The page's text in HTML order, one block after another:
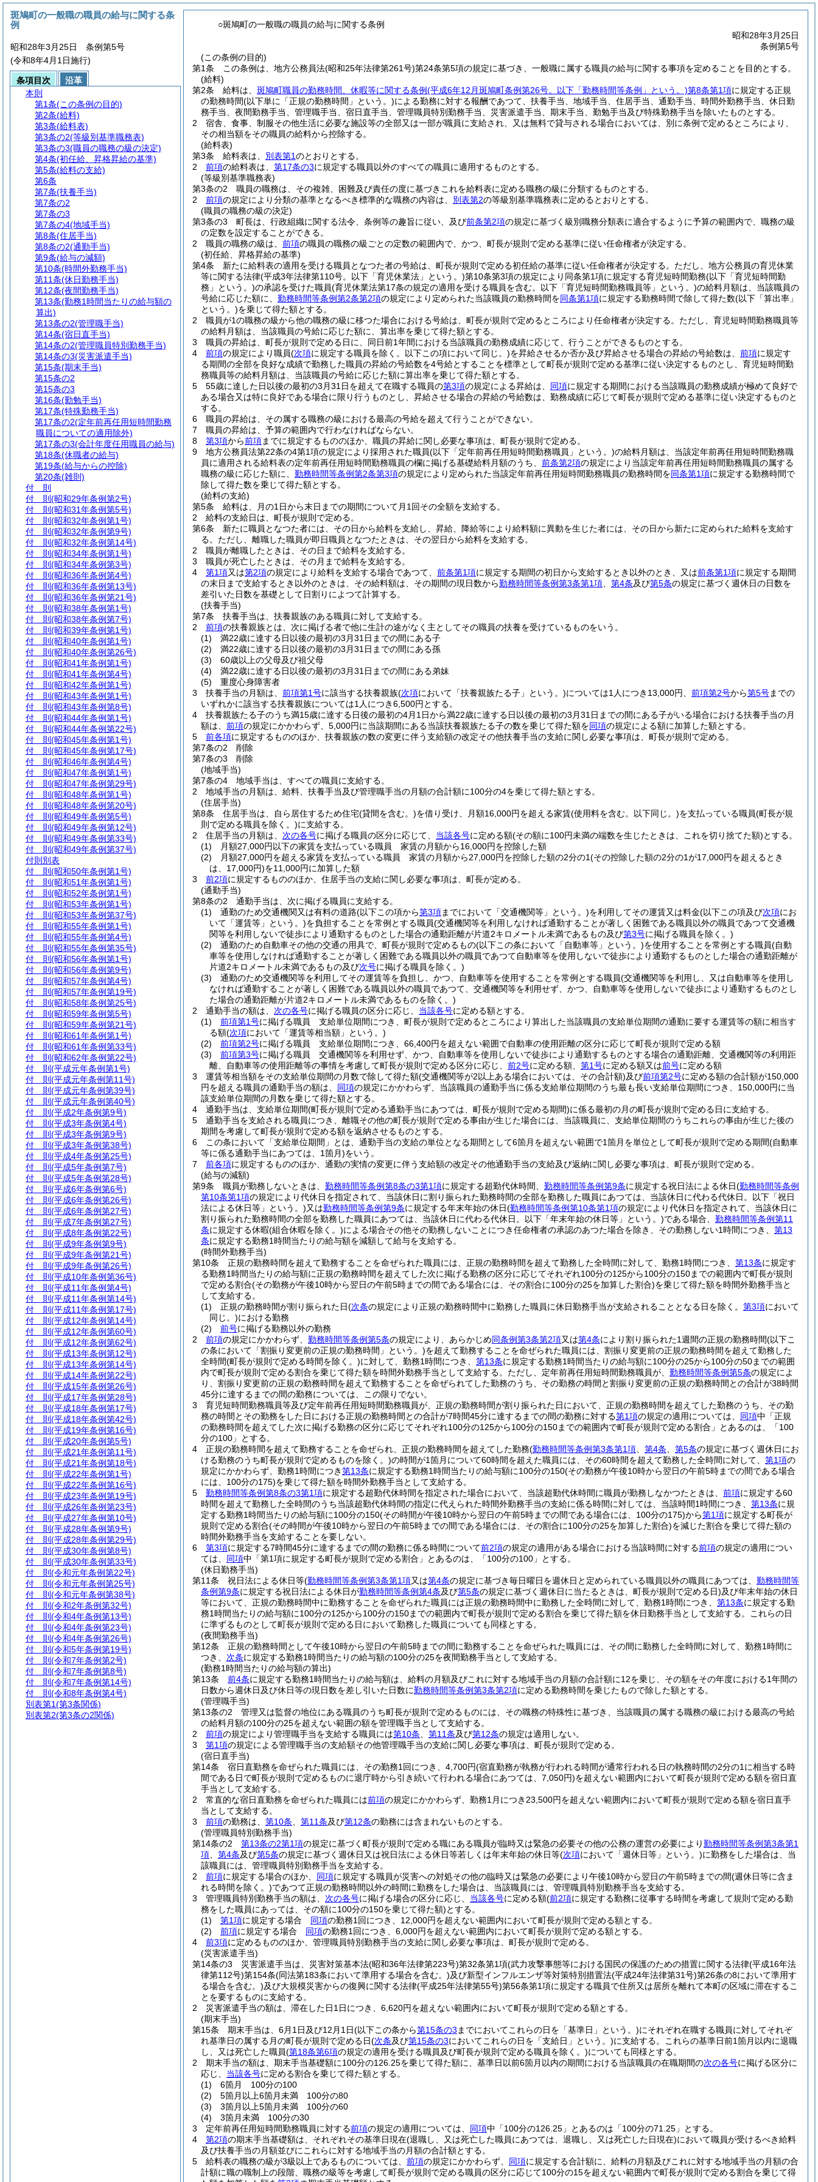
○斑鳩町の一般職の職員の給与に関する条例
昭和28年3月25日
条例第5号
(この条例の目的)
第1条
この条例は、地方公務員法(昭和25年法律第261号)第24条第5項の規定に基づき、一般職に属する職員の給与に関する事項を定めることを目的とする。
(給料)
第2条
給料は、 斑鳩町職員の勤務時間、休暇等に関する条例(平成6年12月斑鳩町条例第26号。以下「勤務時間等条例」という。)第8条第1項に規定する正規
の勤務時間(以下単に「正規の勤務時間」という。)による勤務に対する報酬であつて、扶養手当、地域手当、住居手当、通勤手当、時間外勤務手当、休日勤
務手当、夜間勤務手当、管理職手当、宿日直手当、管理職員特別勤務手当、災害派遣手当、期末手当、勤勉手当及び特殊勤務手当を除いたものとする。
2
宿舎、食事、制服その他生活に必要な施設等の全部又は一部が職員に支給され、又は無料で貸与される場合においては、別に条例で定めるところにより、
その相当額をその職員の給料から控除する。
(給料表)
第3条
給料表は、 別表第1のとおりとする。
2
前項の給料表は、 第17条の3に規定する職員以外のすべての職員に適用するものとする。
(等級別基準職務表)
第3条の2
職員の職務は、その複雑、困難及び責任の度に基づきこれを給料表に定める職務の級に分類するものとする。
2
前項の規定により分類の基準となるべき標準的な職務の内容は、 別表第2の等級別基準職務表に定めるとおりとする。
(職員の職務の級の決定)
第3条の3
町長は、行政組織に関する法令、条例等の趣旨に従い、及び前条第2項の規定に基づく級別職務分類表に適合するように予算の範囲内で、職務の級
の定数を設定することができる。
2
職員の職務の級は、 前項の職員の職務の級ごとの定数の範囲内で、かつ、町長が規則で定める基準に従い任命権者が決定する。
(初任給、昇格昇給の基準)
第4条
新たに給料表の適用を受ける職員となつた者の号給は、町長が規則で定める初任給の基準に従い任命権者が決定する。 ただし、地方公務員の育児休業
等に関する法律(平成3年法律第110号。以下「育児休業法」という。)第10条第3項の規定により同条第1項に規定する育児短時間勤務(以下「育児短時間勤
務」という。)の承認を受けた職員(育児休業法第17条の規定の適用を受ける職員を含む。以下「育児短時間勤務職員等」という。)の給料月額は、当該職員の
号給に応じた額に、 勤務時間等条例第2条第2項の規定により定められた当該職員の勤務時間を同条第1項に規定する勤務時間で除して得た数(以下「算出率」
という。)を乗じて得た額とする。
2
職員が1の職務の級から他の職務の級に移つた場合における号給は、町長が規則で定めるところにより任命権者が決定する。 ただし、育児短時間勤務職員等
の給料月額は、当該職員の号給に応じた額に、算出率を乗じて得た額とする。
3
職員の昇給は、町長が規則で定める日に、同日前1年間における当該職員の勤務成績に応じて、行うことができるものとする。
4
前項の規定により職員(次項に規定する職員を除く。以下この項において同じ。)を昇給させるか否か及び昇給させる場合の昇給の号給数は、 前項に規定す
る期間の全部を良好な成績で勤務した職員の昇給の号給数を4号給とすることを標準として町長が規則で定める基準に従い決定するものとし、育児短時間勤
務職員等の給料月額は、当該職員の号給に応じた額に算出率を乗じて得た額とする。
5
55歳に達した日以後の最初の3月31日を超えて在職する職員の第3項の規定による昇給は、 同項に規定する期間における当該職員の勤務成績が極めて良好で
ある場合又は特に良好である場合に限り行うものとし、昇給させる場合の昇給の号給数は、勤務成績に応じて町長が規則で定める基準に従い決定するものと
する。
6
職員の昇給は、その属する職務の級における最高の号給を超えて行うことができない。
7
職員の昇給は、予算の範囲内で行わなければならない。
8
第3項から前項までに規定するもののほか、職員の昇給に関し必要な事項は、町長が規則で定める。
9
地方公務員法第22条の4第1項の規定により採用された職員(以下「定年前再任用短時間勤務職員」という。)の給料月額は、当該定年前再任用短時間勤務職
員に適用される給料表の定年前再任用短時間勤務職員の欄に掲げる基礎給料月額のうち、 前条第2項の規定により当該定年前再任用短時間勤務職員の属する
職務の級に応じた額に、 勤務時間等条例第2条第3項の規定により定められた当該定年前再任用短時間勤務職員の勤務時間を同条第1項に規定する勤務時間で
除して得た数を乗じて得た額とする。
(給料の支給)
第5条
給料は、月の1日から末日までの期間について月1回その全額を支給する。
2
給料の支給日は、町長が規則で定める。
第6条
新たに職員となつた者には、その日から給料を支給し、昇給、降給等により給料額に異動を生じた者には、その日から新たに定められた給料を支給す
る。 ただし、離職した職員が即日職員となつたときは、その翌日から給料を支給する。
2
職員が離職したときは、その日まで給料を支給する。
3
職員が死亡したときは、その月まで給料を支給する。
4
第1項又は第2項の規定により給料を支給する場合であつて、 前条第1項に規定する期間の初日から支給するとき以外のとき、又は前条第1項に規定する期間
の末日まで支給するとき以外のときは、その給料額は、その期間の現日数から勤務時間等条例第3条第1項 第4条及び第5条の規定に基づく週休日の日数を
差引いた日数を基礎として日割りによつて計算する。
(扶養手当)
第7条
扶養手当は、扶養親族のある職員に対して支給する。
2
前項の扶養親族とは、次に掲げる者で他に生計の途がなく主としてその職員の扶養を受けているものをいう。
(1)
満22歳に達する日以後の最初の3月31日までの間にある子
(2)
満22歳に達する日以後の最初の3月31日までの間にある孫
(3)
60歳以上の父母及び祖父母
(4)
満22歳に達する日以後の最初の3月31日までの間にある弟妹
(5)
重度心身障害者
3
扶養手当の月額は、 前項第1号に該当する扶養親族(次項において「扶養親族たる子」という。)については1人につき13,000円、 前項第2号から第5号までの
いずれかに該当する扶養親族については1人につき6,500円とする。
4
扶養親族たる子のうち満15歳に達する日後の最初の4月1日から満22歳に達する日以後の最初の3月31日までの間にある子がいる場合における扶養手当の月
額は、 前項の規定にかかわらず、5,000円に当該期間にある当該扶養親族たる子の数を乗じて得た額を同項の規定による額に加算した額とする。
5
前各項に規定するもののほか、扶養親族の数の変更に伴う支給額の改定その他扶養手当の支給に関し必要な事項は、町長が規則で定める。
第7条の2
削除
第7条の3
削除
(地域手当)
第7条の4
地域手当は、すべての職員に支給する。
2
地域手当の月額は、給料、扶養手当及び管理職手当の月額の合計額に100分の4を乗じて得た額とする。
(住居手当)
第8条
住居手当は、自ら居住するため住宅(貸間を含む。)を借り受け、月額16,000円を超える家賃(使用料を含む。以下同じ。)を支払っている職員(町長が規
則で定める職員を除く。)に支給する。
2
住居手当の月額は、 次の各号に掲げる職員の区分に応じて、 当該各号に定める額(その額に100円未満の端数を生じたときは、これを切り捨てた額)とする。
(1)
月額27,000円以下の家賃を支払っている職員 家賃の月額から16,000円を控除した額
(2)
月額27,000円を超える家賃を支払っている職員 家賃の月額から27,000円を控除した額の2分の1(その控除した額の2分の1が17,000円を超えるとき
は、17,000円)を11,000円に加算した額
3
前2項に規定するもののほか、住居手当の支給に関し必要な事項は、町長が定める。
(通勤手当)
第8条の2
通勤手当は、次に掲げる職員に支給する。
(1)
通勤のため交通機関又は有料の道路(以下この項から第3項までにおいて「交通機関等」という。)を利用してその運賃又は料金(以下この項及び次項にお
いて「運賃等」という。)を負担することを常例とする職員(交通機関等を利用しなければ通勤することが著しく困難である職員以外の職員であつて交通機
関等を利用しないで徒歩により通勤するものとした場合の通勤距離が片道2キロメートル未満であるもの及び第3号に掲げる職員を除く。)
(2)
通勤のため自動車その他の交通の用具で、町長が規則で定めるもの(以下この条において「自動車等」という。)を使用することを常例とする職員(自動
車等を使用しなければ通勤することが著しく困難である職員以外の職員であつて自動車等を使用しないで徒歩により通勤するものとした場合の通勤距離が
片道2キロメートル未満であるもの及び次号に掲げる職員を除く。)
(3)
通勤のため交通機関等を利用してその運賃等を負担し、かつ、自動車等を使用することを常例とする職員(交通機関等を利用し、又は自動車等を使用し
なければ通勤することが著しく困難である職員以外の職員であつて、交通機関等を利用せず、かつ、自動車等を使用しないで徒歩により通勤するものとし
た場合の通勤距離が片道2キロメートル未満であるものを除く。)
2
通勤手当の額は、 次の各号に掲げる職員の区分に応じ、 当該各号に定める額とする。
(1)
前項第1号に掲げる職員 支給単位期間につき、町長が規則で定めるところにより算出した当該職員の支給単位期間の通勤に要する運賃等の額に相当す
る額(次項において「運賃等相当額」という。)
(2)
前項第2号に掲げる職員 支給単位期間につき、66,400円を超えない範囲で自動車の使用距離の区分に応じて町長が規則で定める額
(3)
前項第3号に掲げる職員 交通機関等を利用せず、かつ、自動車等を使用しないで徒歩により通勤するものとする場合の通勤距離、交通機関等の利用距
離、自動車等の使用距離等の事情を考慮して町長が規則で定める区分に応じ、 前2号に定める額、 第1号に定める額又は前号に定める額
3
運賃等相当額をその支給単位期間の月数で除して得た額(交通機関等が2以上ある場合においては、その合計額)及び前項第2号に定める額の合計額が150,000
円を超える職員の通勤手当の額は、 同項の規定にかかわらず、当該職員の通勤手当に係る支給単位期間のうち最も長い支給単位期間につき、150,000円に当
該支給単位期間の月数を乗じて得た額とする。
4
通勤手当は、支給単位期間(町長が規則で定める通勤手当にあつては、町長が規則で定める期間)に係る最初の月の町長が規則で定める日に支給する。
5
通勤手当を支給される職員につき、離職その他の町長が規則で定める事由が生じた場合には、当該職員に、支給単位期間のうちこれらの事由が生じた後の
期間を考慮して町長が規則で定める額を返納させるものとする。
6
この条において「支給単位期間」とは、通勤手当の支給の単位となる期間として6箇月を超えない範囲で1箇月を単位として町長が規則で定める期間(自動車
等に係る通勤手当にあつては、1箇月)をいう。
7
前各項に規定するもののほか、通勤の実情の変更に伴う支給額の改定その他通勤手当の支給及び返納に関し必要な事項は、町長が規則で定める。
(給与の減額)
第9条
職員が勤務しないときは、 勤務時間等条例第8条の3第1項に規定する超勤代休時間、 勤務時間等条例第9条に規定する祝日法による休日(勤務時間等条例
第10条第1項の規定により代休日を指定されて、当該休日に割り振られた勤務時間の全部を勤務した職員にあつては、当該休日に代わる代休日。以下「祝日
法による休日等」という。)又は勤務時間等条例第9条に規定する年末年始の休日(勤務時間等条例第10条第1項の規定により代休日を指定されて、当該休日に
割り振られた勤務時間の全部を勤務した職員にあつては、当該休日に代わる代休日。以下「年末年始の休日等」という。)である場合、 勤務時間等条例第11
条に規定する休暇(組合休暇を除く。)による場合その他その勤務しないことにつき任命権者の承認のあつた場合を除き、その勤務しない1時間につき、 第13
条に規定する勤務1時間当たりの給与額を減額して給与を支給する。
(時間外勤務手当)
第10条
正規の勤務時間を超えて勤務することを命ぜられた職員には、正規の勤務時間を超えて勤務した全時間に対して、勤務1時間につき、 第13条に規定す
る勤務1時間当たりの給与額に正規の勤務時間を超えてした次に掲げる勤務の区分に応じてそれぞれ100分の125から100分の150までの範囲内で町長が規則
で定める割合(その勤務が午後10時から翌日の午前5時までの間である場合には、その割合に100分の25を加算した割合)を乗じて得た額を時間外勤務手当と
して支給する。
(1)
正規の勤務時間が割り振られた日(次条の規定により正規の勤務時間中に勤務した職員に休日勤務手当が支給されることとなる日を除く。 第3項において
同じ。)における勤務
(2)
前号に掲げる勤務以外の勤務
2
前項の規定にかかわらず、 勤務時間等条例第5条の規定により、あらかじめ同条例第3条第2項又は第4条により割り振られた1週間の正規の勤務時間(以下こ
の条において「割振り変更前の正規の勤務時間」という。)を超えて勤務することを命ぜられた職員には、割振り変更前の正規の勤務時間を超えて勤務した
全時間(町長が規則で定める時間を除く。)に対して、勤務1時間につき、 第13条に規定する勤務1時間当たりの給与額に100分の25から100分の50までの範囲
内で町長が規則で定める割合を乗じて得た額を時間外勤務手当として支給する。 ただし、定年前再任用短時間勤務職員が、 勤務時間等条例第5条の規定によ
り、割振り変更前の正規の勤務時間を超えて勤務することを命ぜられてした勤務のうち、その勤務の時間と割振り変更前の正規の勤務時間との合計が38時間
45分に達するまでの間の勤務については、この限りでない。
3
育児短時間勤務職員等及び定年前再任用短時間勤務職員が、正規の勤務時間が割り振られた日において、正規の勤務時間を超えてした勤務のうち、その勤
務の時間とその勤務をした日における正規の勤務時間との合計が7時間45分に達するまでの間の勤務に対する第1項の規定の適用については、 同項中「正規
の勤務時間を超えてした次に掲げる勤務の区分に応じてそれぞれ100分の125から100分の150までの範囲内で町長が規則で定める割合」とあるのは、「100
分の100」とする。
4
正規の勤務時間を超えて勤務することを命ぜられ、正規の勤務時間を超えてした勤務(勤務時間等条例第3条第1項 第4条 第5条の規定に基づく週休日にお
ける勤務のうち町長が規則で定めるものを除く。)の時間が1箇月について60時間を超えた職員には、その60時間を超えて勤務した全時間に対して、 第1項の
規定にかかわらず、勤務1時間につき第13条に規定する勤務1時間当たりの給与額に100分の150(その勤務が午後10時から翌日の午前5時までの間である場合
には、100分の175)を乗じて得た額を時間外勤務手当として支給する。
5
勤務時間等条例第8条の3第1項に規定する超勤代休時間を指定された場合において、当該超勤代休時間に職員が勤務しなかつたときは、 前項に規定する60
時間を超えて勤務した全時間のうち当該超勤代休時間の指定に代えられた時間外勤務手当の支給に係る時間に対しては、当該時間1時間につき、 第13条に規
定する勤務1時間当たりの給与額に100分の150(その時間が午後10時から翌日の午前5時までの間である場合には、100分の175)から第1項に規定する町長が
規則で定める割合(その時間が午後10時から翌日の午前5時までの間である場合には、その割合に100分の25を加算した割合)を減じた割合を乗じて得た額の
時間外勤務手当を支給することを要しない。
6
第3項に規定する7時間45分に達するまでの間の勤務に係る時間について前2項の規定の適用がある場合における当該時間に対する前項の規定の適用につい
ては、 同項中「第1項に規定する町長が規則で定める割合」とあるのは、「100分の100」とする。
(休日勤務手当)
第11条
祝日法による休日等(勤務時間等条例第3条第1項又は第4条の規定に基づき毎日曜日を週休日と定められている職員以外の職員にあつては、 勤務時間等
条例第9条に規定する祝日法による休日が勤務時間等条例第4条及び第5条の規定に基づく週休日に当たるときは、町長が規則で定める日)及び年末年始の休日
等において、正規の勤務時間中に勤務することを命ぜられた職員には正規の勤務時間中に勤務した全時間に対して、勤務1時間につき、 第13条に規定する勤
務1時間当たりの給与額に100分の125から100分の150までの範囲内で町長が規則で定める割合を乗じて得た額を休日勤務手当として支給する。
これらの日
に準ずるものとして町長が規則で定める日において勤務した職員についても同様とする。
(夜間勤務手当)
第12条
正規の勤務時間として午後10時から翌日の午前5時までの間に勤務することを命ぜられた職員には、その間に勤務した全時間に対して、勤務1時間に
つき、 次条に規定する勤務1時間当たりの給与額の100分の25を夜間勤務手当として支給する。
(勤務1時間当たりの給与額の算出)
第13条
前4条に規定する勤務1時間当たりの給与額は、給料の月額及びこれに対する地域手当の月額の合計額に12を乗じ、その額をその年度における1年間の
日数から週休日及び休日等の現日数を差し引いた日数に勤務時間等条例第3条第2項に定める勤務時間を乗じたもので除した額とする。
(管理職手当)
第13条の2
管理又は監督の地位にある職員のうち町長が規則で定めるものには、その職務の特殊性に基づき、当該職員の属する職務の級における最高の号給
の給料月額の100分の25を超えない範囲の額を管理職手当として支給する。
2
前項の規定により管理職手当を支給する職員には第10条 第11条及び第12条の規定は適用しない。
3
第1項の規定による管理職手当の支給額その他管理職手当の支給に関し必要な事項は、町長が規則で定める。
(宿日直手当)
第14条
宿日直勤務を命ぜられた職員には、その勤務1回につき、4,700円(宿直勤務が執務が行われる時間が通常行われる日の執務時間の2分の1に相当する時
間である日で町長が規則で定めるものに退庁時から引き続いて行われる場合にあつては、7,050円)を超えない範囲内において町長が規則で定める額を宿日直
手当として支給する。
2
常直的な宿日直勤務を命ぜられた職員には前項の規定にかかわらず、勤務1月につき23,500円を超えない範囲内において町長が規則で定める額を宿日直手
当として支給する。
3
前項の勤務は、 第10条 第11条及び第12条の勤務には含まれないものとする。
(管理職員特別勤務手当)
第14条の2
第13条の2第1項の規定に基づく町長が規則で定める職にある職員が臨時又は緊急の必要その他の公務の運営の必要により勤務時間等条例第3条第1
項
第4条及び第5条の規定に基づく週休日又は祝日法による休日等若しくは年末年始の休日等(次項において「週休日等」という。)に勤務をした場合は、当
該職員には、管理職員特別勤務手当を支給する。
2
前項に規定する場合のほか、 同項に規定する職員が災害への対処その他の臨時又は緊急の必要により午後10時から翌日の午前5時までの間(週休日等に含ま
れる時間を除く。)であつて正規の勤務時間以外の時間に勤務をした場合は、当該職員には、管理職員特別勤務手当を支給する。
3
管理職員特別勤務手当の額は、 次の各号に掲げる場合の区分に応じ、 当該各号に定める額(前2項に規定する勤務に従事する時間を考慮して規則で定める勤
務をした職員にあっては、その額に100分の150を乗じて得た額)とする。
(1)
第1項に規定する場合 同項の勤務1回につき、12,000円を超えない範囲内において町長が規則で定める額とする。
(2)
前項に規定する場合 同項の勤務1回につき、6,000円を超えない範囲内において町長が規則で定める額とする。
4
前3項に定めるもののほか、管理職員特別勤務手当の支給に関し必要な事項は、町長が規則で定める。
(災害派遣手当)
第14条の3
災害派遣手当は、災害対策基本法(昭和36年法律第223号)第32条第1項(武力攻撃事態等における国民の保護のための措置に関する法律(平成16年法
律第112号)第154条(同法第183条において準用する場合を含む。)及び新型インフルエンザ等対策特別措置法(平成24年法律第31号)第26条の8において準用す
る場合を含む。)及び大規模災害からの復興に関する法律(平成25年法律第55号)第56条第1項に規定する職員で住所又は居所を離れて本町の区域に滞在するこ
とを要するものに支給する。
2
災害派遣手当の額は、滞在した日1日につき、6,620円を超えない範囲内において町長が規則で定める額とする。
(期末手当)
第15条
期末手当は、6月1日及び12月1日(以下この条から第15条の3 までにおいてこれらの日を「基準日」という。)にそれぞれ在職する職員に対してそれぞ
れ基準日の属する月の町長が規則で定める日(次条及び第15条の3においてこれらの日を「支給日」という。)に支給する。
これらの基準日前1箇月以内に退職
し、又は死亡した職員(第18条第6項の規定の適用を受ける職員及び町長が規則で定める職員を除く。)についても同様とする。
2
期末手当の額は、期末手当基礎額に100分の126.25を乗じて得た額に、基準日以前6箇月以内の期間における当該職員の在職期間の次の各号に掲げる区分に
応じ、 当該各号に定める割合を乗じて得た額とする。
(1)
6箇月 100分の100
(2)
5箇月以上6箇月未満 100分の80
(3)
3箇月以上5箇月未満 100分の60
(4)
3箇月未満 100分の30
3
定年前再任用短時間勤務職員に対する前項の規定の適用については、 同項中「100分の126.25」とあるのは「100分の71.25」とする。
4
第2項の期末手当基礎額は、それぞれその基準日現在(退職し、又は死亡した職員にあつては、退職し、又は死亡した日現在)において職員が受けるべき給料
及び扶養手当の月額並びにこれらに対する地域手当の月額の合計額とする。
5
給料表の職務の級が3級以上であるものについては、 前項の規定にかかわらず、 同項に規定する合計額に、給料の月額及びこれに対する地域手当の月額の合
計額に職の職制上の段階、職務の級等を考慮して町長が規則で定める職員の区分に応じて100分の15を超えない範囲内で町長が規則で定める割合を乗じて得
斑鳩町の一般職の職員の給与に関する条
例
昭和28年3月25日 条例第5号
(令和8年4月1日施行)
条項目次
沿革
本則
第1条(この条例の目的)
第2条(給料)
第3条(給料表)
第3条の2(等級別基準職務表)
第3条の3(職員の職務の級の決定)
第4条(初任給、昇格昇給の基準)
第5条(給料の支給)
第6条
第7条(扶養手当)
第7条の2
第7条の3
第7条の4(地域手当)
第8条(住居手当)
第8条の2(通勤手当)
第9条(給与の減額)
第10条(時間外勤務手当)
第11条(休日勤務手当)
第12条(夜間勤務手当)
第13条(勤務1時間当たりの給与額の
算出)
第13条の2(管理職手当)
第14条(宿日直手当)
第14条の2(管理職員特別勤務手当)
第14条の3(災害派遣手当)
第15条(期末手当)
第15条の2
第15条の3
第16条(勤勉手当)
第17条(特殊勤務手当)
第17条の2(定年前再任用短時間勤務
職員についての適用除外)
第17条の3(会計年度任用職員の給与)
第18条(休職者の給与)
第19条(給与からの控除)
第20条(雑則)
付 則
付 則 (昭和29年条例第2号)
付 則 (昭和31年条例第5号)
付 則 (昭和32年条例第1号)
付 則 (昭和32年条例第9号)
付 則 (昭和32年条例第14号)
付 則 (昭和34年条例第1号)
付 則 (昭和34年条例第3号)
付 則 (昭和36年条例第4号)
付 則 (昭和36年条例第13号)
付 則 (昭和36年条例第21号)
付 則 (昭和38年条例第1号)
付 則 (昭和38年条例第7号)
付 則 (昭和39年条例第1号)
付 則 (昭和40年条例第1号)
付 則 (昭和40年条例第26号)
付 則 (昭和41年条例第1号)
付 則 (昭和41年条例第4号)
付 則 (昭和42年条例第1号)
付 則 (昭和43年条例第1号)
付 則 (昭和43年条例第8号)
付 則 (昭和44年条例第1号)
付 則 (昭和44年条例第22号)
付 則 (昭和45年条例第1号)
付 則 (昭和45年条例第17号)
付 則 (昭和46年条例第4号)
付 則 (昭和47年条例第1号)
付 則 (昭和47年条例第29号)
付 則 (昭和48年条例第1号)
付 則 (昭和48年条例第20号)
付 則 (昭和49年条例第5号)
付 則 (昭和49年条例第12号)
付 則 (昭和49年条例第33号)
付 則 (昭和49年条例第37号)
付則別表
付 則 (昭和50年条例第1号)
付 則 (昭和51年条例第1号)
付 則 (昭和52年条例第1号)
付 則 (昭和53年条例第1号)
付 則 (昭和53年条例第37号)
付 則 (昭和55年条例第1号)
付 則 (昭和55年条例第4号)
付 則 (昭和55年条例第35号)
付 則 (昭和56年条例第1号)
付 則 (昭和56年条例第9号)
付 則 (昭和57年条例第4号)
付 則 (昭和57年条例第19号)
付 則 (昭和58年条例第25号)
付 則 (昭和59年条例第5号)
付 則 (昭和59年条例第21号)
付 則 (昭和61年条例第1号)
付 則 (昭和61年条例第33号)
付 則 (昭和62年条例第22号)
付 則 (平成元年条例第1号)
付 則 (平成元年条例第11号)
付 則 (平成元年条例第39号)
付 則 (平成元年条例第40号)
付 則 (平成2年条例第9号)
付 則 (平成3年条例第4号)
付 則 (平成3年条例第9号)
付 則 (平成3年条例第38号)
付 則 (平成4年条例第25号)
付 則 (平成5年条例第7号)
付 則 (平成5年条例第28号)
付 則 (平成6年条例第6号)
付 則 (平成6年条例第26号)
付 則 (平成6年条例第27号)
付 則 (平成7年条例第27号)
付 則 (平成8年条例第22号)
付 則 (平成9年条例第9号)
付 則 (平成9年条例第21号)
付 則 (平成9年条例第26号)
付 則 (平成10年条例第36号)
付 則 (平成11年条例第4号)
付 則 (平成11年条例第14号)
付 則 (平成11年条例第17号)
付 則 (平成12年条例第14号)
付 則 (平成12年条例第60号)
付 則 (平成12年条例第62号)
付 則 (平成13年条例第12号)
付 則 (平成13年条例第14号)
付 則 (平成14年条例第22号)
付 則 (平成15年条例第26号)
付 則 (平成17年条例第28号)
付 則 (平成18年条例第17号)
付 則 (平成18年条例第42号)
付 則 (平成19年条例第16号)
付 則 (平成20年条例第5号)
付 則 (平成21年条例第11号)
付 則 (平成21年条例第18号)
付 則 (平成22年条例第1号)
付 則 (平成22年条例第16号)
付 則 (平成23年条例第19号)
付 則 (平成26年条例第23号)
付 則 (平成27年条例第10号)
付 則 (平成28年条例第9号)
付 則 (平成28年条例第29号)
付 則 (平成30年条例第8号)
付 則 (平成30年条例第33号)
付 則 (令和元年条例第22号)
付 則 (令和元年条例第25号)
付 則 (令和元年条例第38号)
付 則 (令和2年条例第32号)
付 則 (令和4年条例第13号)
付 則 (令和4年条例第23号)
付 則 (令和4年条例第26号)
付 則 (令和5年条例第19号)
付 則 (令和7年条例第2号)
付 則 (令和7年条例第8号)
付 則 (令和7年条例第14号)
付 則 (令和8年条例第4号)
別表第1(第3条関係)
別表第2(第3条の2関係)